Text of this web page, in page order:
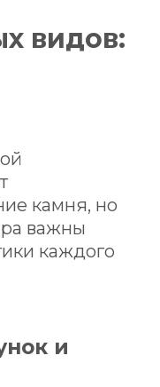
видов:
камня, но
важны
каждого
и